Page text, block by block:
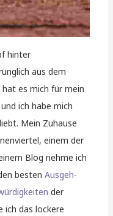
hinter
aus dem
hat es mich für mein
ich habe mich
Mein Zuhause
einem der
Blog nehme ich
bestenAusgeh-
der
ich das lockere